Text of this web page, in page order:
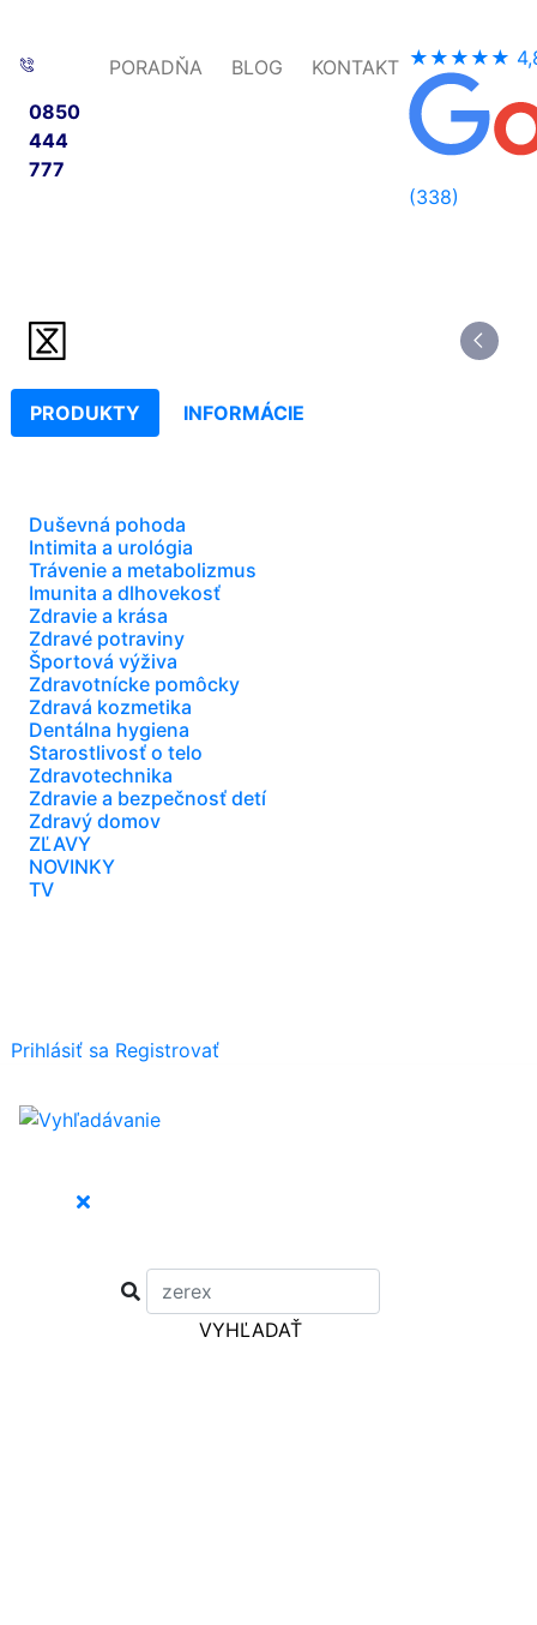
0850
444
777
PORADŇA BLOG KONTAKT ★★★★★
(338)
PRODUKTY INFORMÁCIE
Duševná pohoda
Intimita a urológia
Trávenie a metabolizmus
Imunita a dlhovekosť
Zdravie a krása
Zdravé potraviny
Športová výživa
Zdravotnícke pomôcky
Zdravá kozmetika
Dentálna hygiena
Starostlivosť o telo
Zdravotechnika
Zdravie a bezpečnosť detí
Zdravý domov
ZĽAVY
NOVINKY
TV
Prihlásiť sa Registrovať
VYHĽADAŤ